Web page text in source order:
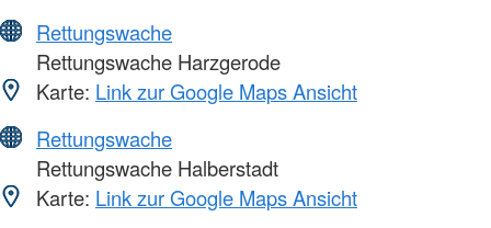
Rettungswache
Rettungswache Harzgerode
Karte: Link zur Google Maps Ansicht
Rettungswache
Rettungswache Halberstadt
Karte: Link zur Google Maps Ansicht